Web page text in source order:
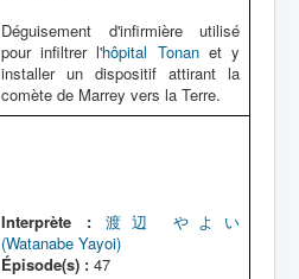
Déguisement d'infirmière utilisé
pour infiltrer l'hôpital Tonanet y
installer un dispositif attirant la
comète de Marrey vers la Terre.
Interprète :
渡辺 やよい
(Watanabe Yayoi)
Épisode(s) : 47